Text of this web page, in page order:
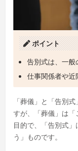
ポイント
告別式は、一般
仕事関係者や近
「葬儀」と「告別
すが、「葬儀」は
目的で、「告別式
う」ものです。